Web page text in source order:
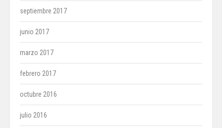
septiembre 2017
junio 2017
marzo 2017
febrero 2017
octubre 2016
julio 2016